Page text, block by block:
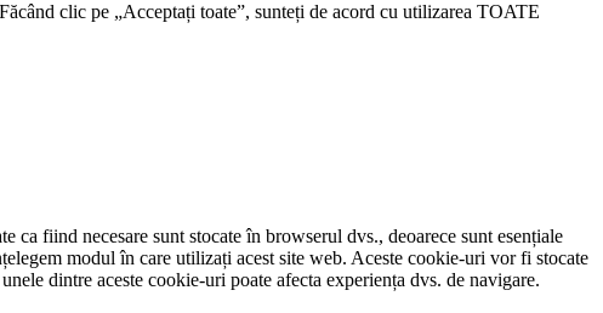
clic pe „Acceptați toate”, sunteți de acord cu utilizarea TOATE
fiind necesare sunt stocate în browserul dvs., deoarece sunt esențiale
modul în care utilizați acest site web. Aceste cookie-uri vor fi stocate
dintre aceste cookie-uri poate afecta experiența dvs. de navigare.